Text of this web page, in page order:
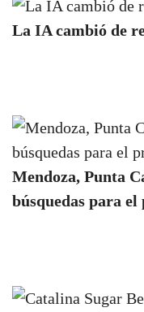
La IA cambió de
Mendoza, Punta
búsquedas para